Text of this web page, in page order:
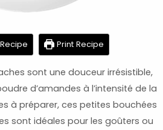
Print Recipe
sont une douceur irrésistible,
d’amandes à l’intensité de la
à préparer, ces petites bouchées
sont idéales pour les goûters ou
minutes minutes